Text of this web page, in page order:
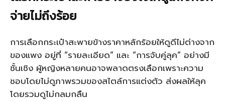
จ่ายไม่ถึงร้อย
การเลือกกระเป๋าสะพายข้างราคาหลักร้อยให้ดูดีไม่ต่างจาก
ของแพง อยู่ที่ “รายละเอียด” และ “การจับคู่ลุค” อย่างมี
ชั้นเชิง ผู้หญิงหลายคนอาจพลาดตรงเลือกเพราะความ
ชอบโดยไม่ดูภาพรวมของสไตล์การแต่งตัว ส่งผลให้ลุค
โดยรวมดูไม่กลมกลืน